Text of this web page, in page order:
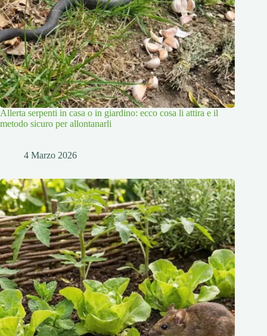
Allerta serpenti in casa o in giardino: ecco cosa li attira e il
metodo sicuro per allontanarli
4 Marzo 2026